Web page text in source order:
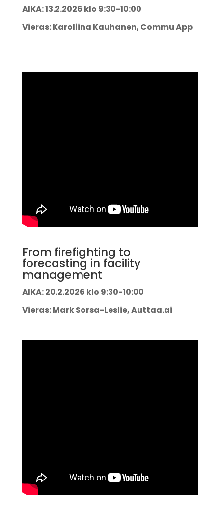
AIKA: 13.2.2026 klo 9:30-10:00
Vieras: Karoliina Kauhanen, Commu App
From firefighting to
forecasting in facility
management
AIKA: 20.2.2026 klo 9:30-10:00
Vieras: Mark Sorsa-Leslie, Auttaa.ai